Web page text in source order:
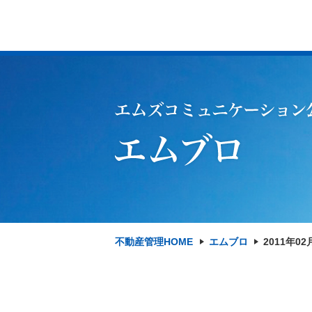
不動産管理HOME エムブロ 2011年02